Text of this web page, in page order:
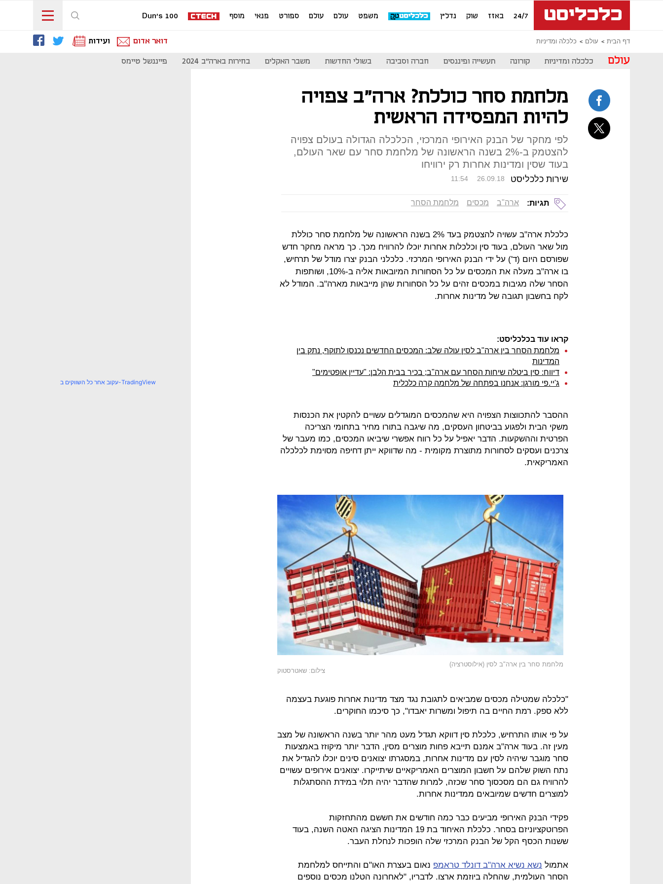
24/7 באזז שוק נדל"ן משפט עולם עולם ספורט פנאי מוסף Dun's 100
דף הבית עולם כלכלה ומדיניות דואר אדום ועידות
עולם כלכלה ומדיניות קורונה תעשייה ופיננסים חברה וסביבה בשולי החדשות משבר האקלים בחירות בארה"ב 2024 פייננשל טיימס
מלחמת סחר כוללת? ארה"ב צפויה
להיות המפסידה הראשית
לפי מחקר של הבנק האירופי המרכזי, הכלכלה הגדולה בעולם צפויה
להצטמק ב-2% בשנה הראשונה של מלחמת סחר עם שאר העולם,
בעוד שסין ומדינות אחרות רק ירוויחו
שירות כלכליסט 11:54 26.09.18
תגיות: ארה"ב מכסים מלחמת הסחר
כלכלת ארה"ב עשויה להצטמק בעד 2% בשנה הראשונה של מלחמת סחר כוללת
מול שאר העולם, בעוד סין וכלכלות אחרות יוכלו להרוויח מכך. כך מראה מחקר חדש
שפורסם היום (ד') על ידי הבנק האירופי המרכזי. כלכלני הבנק יצרו מודל של תרחיש,
בו ארה"ב מעלה את המכסים על כל הסחורות המיובאות אליה ב-10%, ושותפות
הסחר שלה מגיבות במכסים זהים על כל הסחורות שהן מייבאות מארה"ב. המודל לא
לקח בחשבון תגובה של מדינות אחרות.
קראו עוד בכלכליסט:
מלחמת הסחר בין ארה"ב לסין עולה שלב: המכסים החדשים נכנסו לתוקף, נתק בין
המדינות
דיווח: סין ביטלה שיחות הסחר עם ארה"ב; בכיר בבית הלבן: "עדיין אופטימים"
ג'יי.פי מורגן: אנחנו בפתחה של מלחמה קרה כלכלית
ההסבר להתכווצות הצפויה היא שהמכסים המוגדלים עשויים להקטין את הכנסות
משקי הבית ולפגוע בביטחון העסקים, מה שיגבה בתורו מחיר בתחומי הצריכה
הפרטית וההשקעות. הדבר יאפיל על כל רווח אפשרי שיביאו המכסים, כמו מעבר של
צרכנים ועסקים לסחורות מתוצרת מקומית - מה שדווקא ייתן דחיפה מסוימת לכלכלה
האמריקאית.
מלחמת סחר בין ארה"ב לסין (אילוסטרציה)
צילום: שאטרסטוק
"כלכלה שמטילה מכסים שמביאים לתגובת נגד מצד מדינות אחרות פוגעת בעצמה
ללא ספק. רמת החיים בה תיפול ומשרות יאבדו", כך סיכמו החוקרים.
על פי אותו התרחיש, כלכלת סין דווקא תגדל מעט מהר יותר בשנה הראשונה של מצב
מעין זה. בעוד ארה"ב אמנם תייבא פחות מוצרים מסין, הדבר יותר מיקוזז באמצעות
סחר מוגבר שיהיה לסין עם מדינות אחרות, במסגרתו יצואנים סינים יוכלו להגדיל את
נתח השוק שלהם על חשבון המוצרים האמריקאיים שיתייקרו. יצואנים אירופים עשויים
להרוויח גם הם מסכסוך סחר שכזה, למרות שהדבר יהיה תלוי במידת ההסתגלות
למוצרים חדשים שמיובאים ממדינות אחרות.
פקידי הבנק האירופי מביעים כבר כמה חודשים את חששם מהתחזקות
הפרוטקציוניזם בסחר. כלכלת האיחוד בת 19 המדינות הציגה האטה השנה, בעוד
ששנות הכסף הקל של הבנק המרכזי שלה הופכות לנחלת העבר.
אתמול נשא נשיא ארה"ב דונלד טראמפ נאום בעצרת האו"ם והתייחס למלחמת
הסחר העולמית, שהחלה ביוזמת ארצו. לדבריו, "לאחרונה הטלנו מכסים נוספים
עקוב אחר כל השווקים ב-TradingView